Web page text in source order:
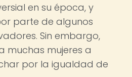
en su época, y
parte de algunos
Sin embargo,
muchas mujeres a
por la igualdad de